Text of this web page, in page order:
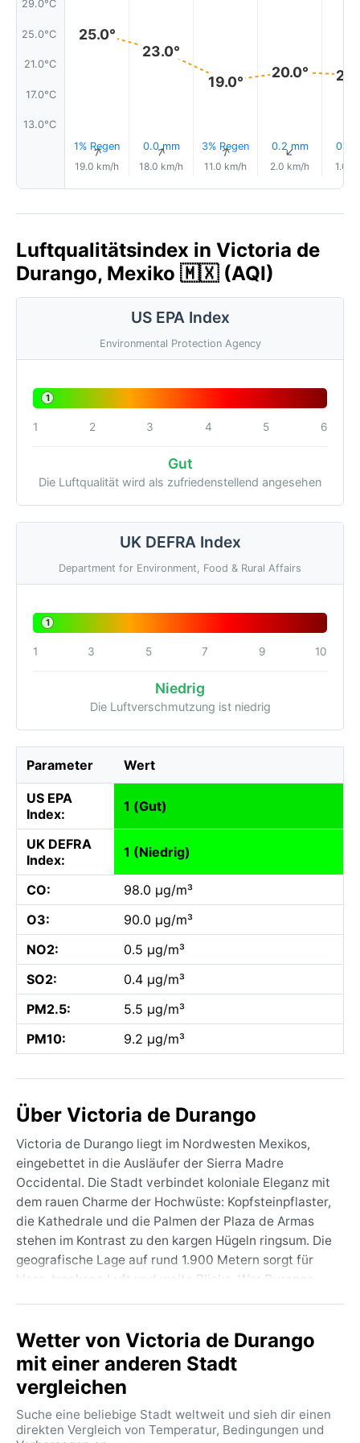
29.0°C
25.0°C
21.0°C
17.0°C
13.0°C
25.0°
1% Regen
↑
19.0 km/h
23.0°
0.0 mm
↑
18.0 km/h
19.0°
3% Regen
↑
11.0 km/h
20.0°
0.2 mm
↑
2.0 km/h
0.2
1.0
Luftqualitätsindex in Victoria de
Durango, Mexiko 🇲🇽 (AQI)
US EPA Index
Environmental Protection Agency
1
1 2 3 4 5 6
Gut
Die Luftqualität wird als zufriedenstellend angesehen
UK DEFRA Index
Department for Environment, Food & Rural Affairs
1
1 3 5 7 9 10
Niedrig
Die Luftverschmutzung ist niedrig
Parameter Wert
US EPA
Index:
1 (Gut)
UK DEFRA
Index:
1 (Niedrig)
CO:
98.0 µg/m³
O3:
90.0 µg/m³
NO2:
0.5 µg/m³
SO2:
0.4 µg/m³
PM2.5:
5.5 µg/m³
PM10:
9.2 µg/m³
Über Victoria de Durango
Victoria de Durango liegt im Nordwesten Mexikos,
eingebettet in die Ausläufer der Sierra Madre
Occidental. Die Stadt verbindet koloniale Eleganz mit
dem rauen Charme der Hochwüste: Kopfsteinpflaster,
die Kathedrale und die Palmen der Plaza de Armas
stehen im Kontrast zu den kargen Hügeln ringsum. Die
geografische Lage auf rund 1.900 Metern sorgt für
klare, trockene Luft und weite Blicke. Wer Durango
heute als Drehort zahlloser Westernfilme bekannt ist.
Das Klima entspricht der Köppen-Klasse BSk – kalte
Halbwüste. Die Sommer sind mild bis warm, mit
Durchschnittstemperaturen um die 22 °C, und bringen
von Juni bis September die spärlichen Niederschläge.
Wetter von Victoria de Durango
mit einer anderen Stadt
vergleichen
Suche eine beliebige Stadt weltweit und sieh dir einen
direkten Vergleich von Temperatur, Bedingungen und